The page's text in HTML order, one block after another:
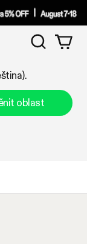
oblast